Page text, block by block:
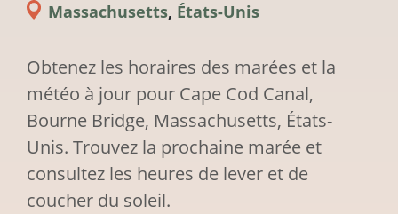
Massachusetts, États-Unis
Obtenez les horaires des marées et la
météo à jour pour Cape Cod Canal,
Bourne Bridge, Massachusetts, États-
Unis. Trouvez la prochaine marée et
consultez les heures de lever et de
coucher du soleil.